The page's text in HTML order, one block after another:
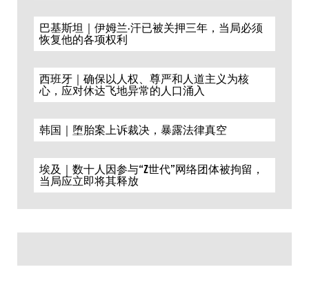
巴基斯坦｜伊姆兰·汗已被关押三年，当局必须
恢复他的各项权利
西班牙｜确保以人权、尊严和人道主义为核
心，应对休达飞地异常的人口涌入
韩国｜堕胎案上诉裁决，暴露法律真空
埃及｜数十人因参与“Z世代”网络团体被拘留，
当局应立即将其释放